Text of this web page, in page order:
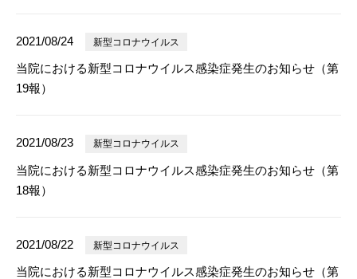
2021/08/24 新型コロナウイルス
当院における新型コロナウイルス感染症発生のお知らせ（第
19報）
2021/08/23 新型コロナウイルス
当院における新型コロナウイルス感染症発生のお知らせ（第
18報）
2021/08/22 新型コロナウイルス
当院における新型コロナウイルス感染症発生のお知らせ（第